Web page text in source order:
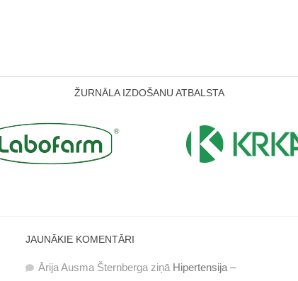
ŽURNĀLA IZDOŠANU ATBALSTA
JAUNĀKIE KOMENTĀRI
Ārija Ausma Šternberga ziņā Hipertensija –